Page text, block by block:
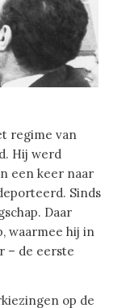
regime van
Hij werd
een keer naar
Sinds
Daar
waarmee hij in
– de eerste
op de